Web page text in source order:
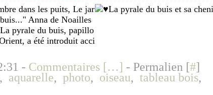
dans les puits, Le jar
Anna de Noailles
pyrale du buis, papillo
a été introduit acci
- Commentaires […] - Permalien [#]
, aquarelle, photo, oiseau, tableau bois,